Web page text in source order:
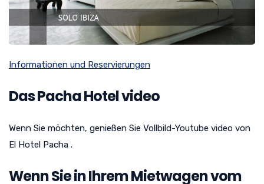
Informationen und Reservierungen
Das Pacha Hotel video
Wenn Sie möchten, genießen Sie Vollbild-Youtube video von
El Hotel Pacha .
Wenn Sie in Ihrem Mietwagen vom